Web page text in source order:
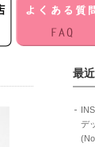
最
デ